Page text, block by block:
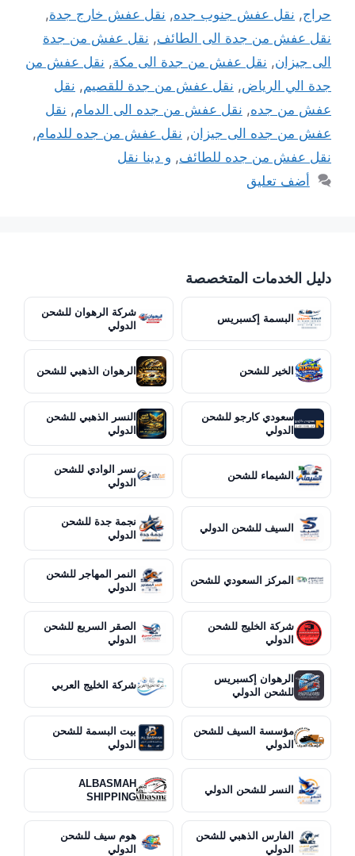
حراج, نقل عفش جنوب جده, نقل عفش خارج جدة,
نقل عفش من جدة الى الطائف, نقل عفش من جدة
الى جيزان, نقل عفش من جدة الى مكة, نقل عفش من
جدة الي الرياض, نقل عفش من جدة للقصيم, نقل
عفش من جده, نقل عفش من جده الى الدمام, نقل
عفش من جده الى جيزان, نقل عفش من جده للدمام,
نقل عفش من جده للطائف, و دينا نقل
أضف تعليق
دليل الخدمات المتخصصة
البسمة إكسبريس
شركة الرهوان للشحن
الدولي
الخير للشحن الرهوان الذهبي للشحن
سعودي كارجو للشحن
الدولي
النسر الذهبي للشحن
الدولي
الشيماء للشحن
نسر الوادي للشحن
الدولي
السيف للشحن الدولي
نجمة جدة للشحن
الدولي
المركز السعودي للشحن
النمر المهاجر للشحن
الدولي
شركة الخليج للشحن
الدولي
الصقر السريع للشحن
الدولي
الرهوان إكسبريس
للشحن الدولي
شركة الخليج العربي
مؤسسة السيف للشحن
الدولي
بيت البسمة للشحن
الدولي
النسر للشحن الدولي
ALBASMAH
SHIPPING
الفارس الذهبي للشحن
الدولي
هوم سيف للشحن
الدولي